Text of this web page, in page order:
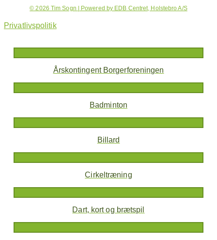
© 2026 Tim Sogn | Powered by EDB Centret, Holstebro A/S
Privatlivspolitik
Årskontingent Borgerforeningen
Badminton
Billard
Cirkeltræning
Dart, kort og brætspil